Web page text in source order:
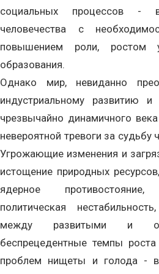
социальных процессов -
человечества с
повышением роли, ростом
образования.
Однако мир, невиданно
индустриальному развитию
чрезвычайно динамичного
невероятной тревоги за судьбу
Угрожающие изменения и
истощение природных
ядерное
политическая
между развитыми и
беспрецедентные темпы роста
проблем нищеты и голода - в